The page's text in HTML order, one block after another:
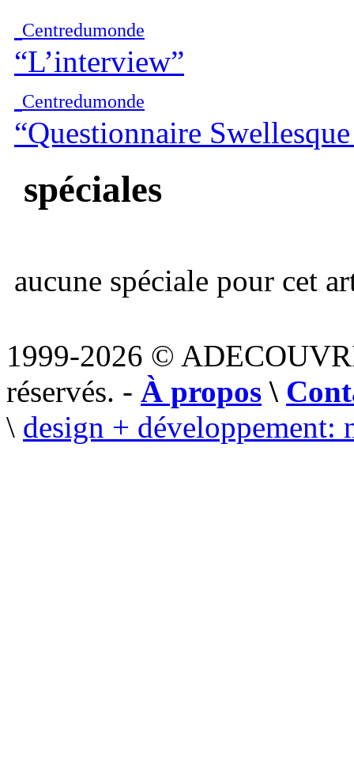
Centredumonde
“L’interview”
Centredumonde
“Questionnaire
spéciales
aucune spéciale pour cet
1999-2026 ©
réservés. - À propos \
\ design + développement: